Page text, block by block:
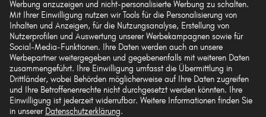
PEUGEOT BIPPER
PEUGEOT 405
Datenbank ohne vorherige Einwilligung von TecAlliance und/oder die
Einbeziehung Dritter in solche Aktivitäten ist streng verboten. Jegliche
unautorisierte Nutzung von Inhalten stellt eine Verletzung des Urheberrechts dar
und kann rechtliche Schritte nach sich ziehen.
Vertrag widerrufen
© 2026 kfzteile24 GmbH - Alle Rechte vorbehalten.
Werbung anzuzeigen und nicht-personalisierte Werbung zu schalten.
Mit Ihrer Einwilligung nutzen wir Tools für die Personalisierung von
Inhalten und Anzeigen, für die Nutzungsanalyse, Erstellung von
Nutzerprofilen und Auswertung unserer Werbekampagnen sowie für
Social-Media-Funktionen. Ihre Daten werden auch an unsere
Werbepartner weitergegeben und gegebenenfalls mit weiteren Daten
zusammengeführt. Ihre Einwilligung umfasst die Übermittlung in
Drittländer, wobei Behörden möglicherweise auf Ihre Daten zugreifen
und Ihre Betroffenenrechte nicht durchgesetzt werden könnten. Ihre
Einwilligung ist jederzeit widerrufbar. Weitere Informationen finden Sie
in unserer Datenschutzerklärung.